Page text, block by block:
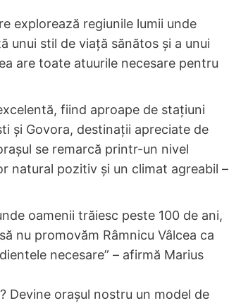
explorează regiunile lumii unde
unui stil de viață sănătos și a unui
are toate atuurile necesare pentru
fiind aproape de stațiuni
și Govora, destinații apreciate de
se remarcă printr-un nivel
natural pozitiv și un climat agreabil –
oamenii trăiesc peste 100 de ani,
nu promovăm Râmnicu Vâlcea ca
necesare” – afirmă Marius
Devine orașul nostru un model de